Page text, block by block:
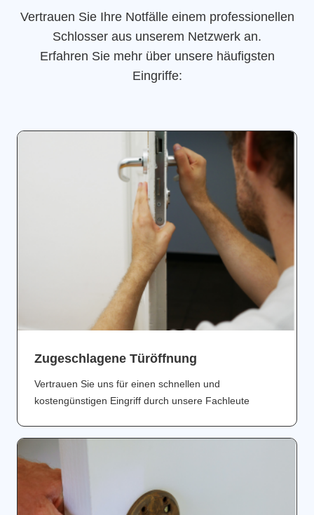
Vertrauen Sie Ihre Notfälle einem professionellen
Schlosser aus unserem Netzwerk an.
Erfahren Sie mehr über unsere häufigsten
Eingriffe:
Zugeschlagene Türöffnung
Vertrauen Sie uns für einen schnellen und
kostengünstigen Eingriff durch unsere Fachleute